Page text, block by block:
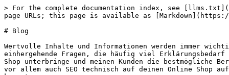
> For the complete documentation index, see [llms.txt](https://docs.atloss.de/llms.txt). Markdown versions of documentation pages are available by appending `.md` to page URLs; this page is available as [Markdown](https://docs.atloss.de/blog.md).

# Blog

Wertvolle Inhalte und Informationen werden immer wichtiger. So rutschen Shop Betreiber immer mehr in eine beratende Funktion. Gerade technische Produkte haben einhergehende Fragen, die häufig viel Erklärungsbedarf benötigen. Umso mehr stellt sich daher die Frage, wie ich als Produktexperte alle wichtigen Infos in meinem Shop unterbringe und meinen Kunden die bestmögliche Beratung bieten kann. Blogs, Ratgeber, Magazine oder wie man es auch nennen mag. Sie bieten dir die Möglichkeit vor allem auch SEO technisch auf deinen Online Shop aufmerksam zu machen. In diesem Beitrag erklären wir dir Schritt für Schritt wie du deinen eigenen Blog erstellen kannst.

{% embed url="<https://www.youtube.com/watch?v=x5IPxzHjpDY>" %}
Video Tutorial
{% endembed %}

### Voraussetzungen

Zu Beginn ist es wichtig zu verstehen, dass jeder Blog eine eigene Kategorie in Shopware darstellt. Solltest du das [Konzept von Kategorien](https://docs.shopware.com/de/shopware-6-de/kataloge/kategorien) also noch nicht kennen, mache dich bitte zunächst damit vertraut:

{% embed url="<https://www.youtube.com/watch?v=-BSN6C8mojk>" %}

Ebenfalls geht der Blog sehr stark mit den Erlebniswelten Hand in Hand. Es ist daher ebenfalls von Vorteil sich in den [Erlebniswelten](https://docs.shopware.com/de/shopware-6-de/Inhalte/Erlebniswelten?category=shopware-6-de/inhalte) von Shopware auszukennen:

{% embed url="<https://www.youtube.com/watch?t=244s&v=ru2FYpcnYQ4>" %}

### Blog Übersichtsseite erstellen

Im ersten Schritt benötigen wir eine Blog Übersichtsseite. Diese fasst alle Beiträge von neu nach alt zusammen und bietet dir später ebenfalls die Möglichkeit nach spezifischen Beiträgen über [Tags](#tag-modul) zu filtern.&#x20;

#### Kategorie für die Blog Übersichtsseite erstellen

{% hint style="info" %}
Wo im Kategoriebaum sich dabei dein Blog befindet ist vollkommen egal. Er muss sich lediglich in einem der drei Einstiegspunkte "Haupt-Navigation", "Footer-Navigation" oder "Footer-Service-Navigation" deines [Verkaufkanals](https://docs.shopware.com/de/shopware-6-de/einstellungen/Verkaufskanaele#grundeinstellungen) befinden.
{% endhint %}

Wir legen den Blog in unserem Beispiel im Sevice Menü an, da wir ihn dort auch später entsprechend verlinken möchten.&#x20;

<figure><img src="/files/GvDgSrNhRooannB0xTQo" alt=""><figcaption><p>Kategorie "Blog" unterhalb der Kategorie "Service Menü"</p></figcaption></figure>

Stelle sicher, dass die Kategorie "Blog" den Kategorietyp "Seite / Liste" aufweist. Dies ist notwendig, dass die Seite später auch aufrufbar ist und eine Layout Zuweisung möglich ist. Ebenfalls muss die Kategorie aktiv geschaltet sein.

#### Erlebniswelt für die Blog Übersichtsseite erstellen

Damit die neu angelegte Kategorie "Blog" nicht einfach eine leere Seite ist, benötigen wir nun eine entsprechende Erlebniswelt. Erstelle daher ein neues Layout. Wichtig ist dabei, dass die Erlebniswelt vom Typ "Shopseite" ist. Sobald die Erlebniswelt